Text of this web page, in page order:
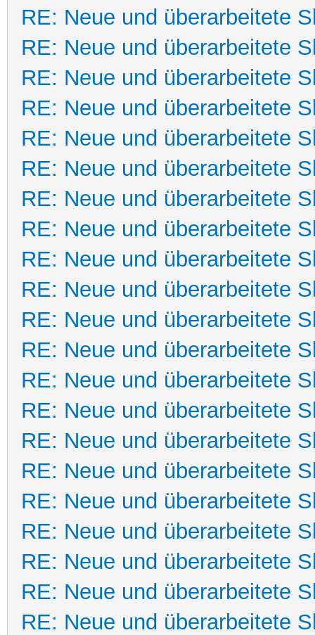
RE: Neue und überarbeitete
RE: Neue und überarbeitete
RE: Neue und überarbeitete
RE: Neue und überarbeitete
RE: Neue und überarbeitete
RE: Neue und überarbeitete
RE: Neue und überarbeitete
RE: Neue und überarbeitete
RE: Neue und überarbeitete
RE: Neue und überarbeitete
RE: Neue und überarbeitete
RE: Neue und überarbeitete
RE: Neue und überarbeitete
RE: Neue und überarbeitete
RE: Neue und überarbeitete
RE: Neue und überarbeitete
RE: Neue und überarbeitete
RE: Neue und überarbeitete
RE: Neue und überarbeitete
RE: Neue und überarbeitete
RE: Neue und überarbeitete